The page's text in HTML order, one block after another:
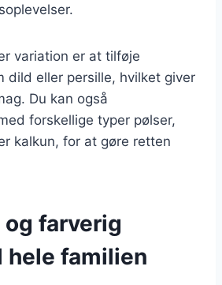
variation er at tilføje
dild eller persille, hvilket giver
Du kan også
forskellige typer pølser,
kalkun, for at gøre retten
farverig
hele familien